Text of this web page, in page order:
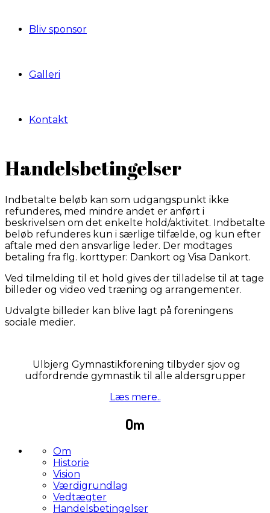
Bliv sponsor
Galleri
Kontakt
Handelsbetingelser
Indbetalte beløb kan som udgangspunkt ikke
refunderes, med mindre andet er anført i
beskrivelsen om det enkelte hold/aktivitet. Indbetalte
beløb refunderes kun i særlige tilfælde, og kun efter
aftale med den ansvarlige leder. Der modtages
betaling fra flg. korttyper: Dankort og Visa Dankort.
Ved tilmelding til et hold gives der tilladelse til at tage
billeder og video ved træning og arrangementer.
Udvalgte billeder kan blive lagt på foreningens
sociale medier.
Ulbjerg Gymnastikforening tilbyder sjov og
udfordrende gymnastik til alle aldersgrupper
Læs mere..
Om
Om
Historie
Vision
Værdigrundlag
Vedtægter
Handelsbetingelser